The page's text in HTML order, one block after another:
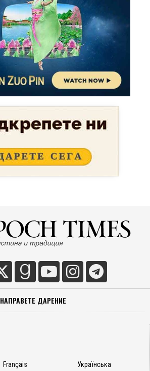
НАПРАВЕТЕ ДАРЕНИЕ
Français
Українська